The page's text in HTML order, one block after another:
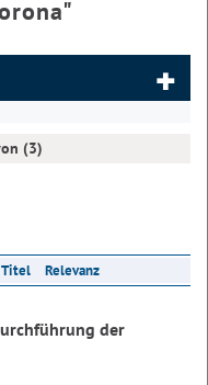
"
(3)
Titel Relevanz
der